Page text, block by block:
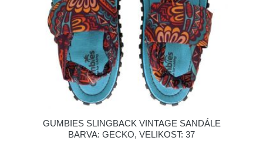
GUMBIES SLINGBACK VINTAGE SANDÁLE
BARVA: GECKO, VELIKOST: 37